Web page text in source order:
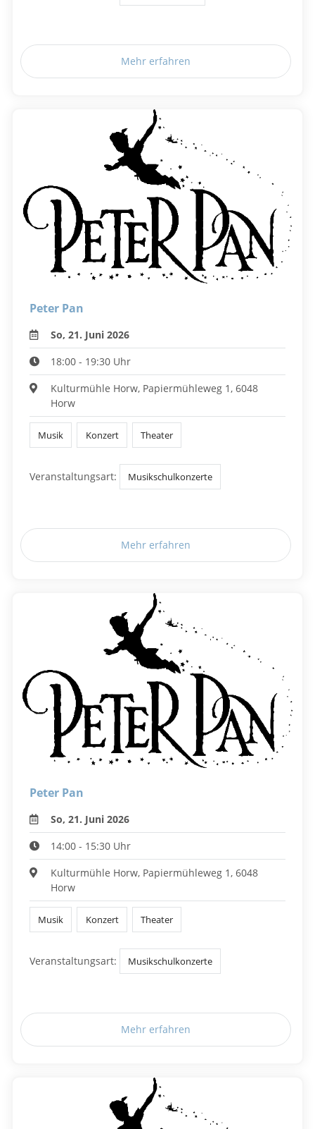
Mehr erfahren
Peter Pan
So, 21. Juni 2026
18:00 - 19:30 Uhr
Kulturmühle Horw, Papiermühleweg 1, 6048
Horw
Musik Konzert Theater
Veranstaltungsart: Musikschulkonzerte
Mehr erfahren
Peter Pan
So, 21. Juni 2026
14:00 - 15:30 Uhr
Kulturmühle Horw, Papiermühleweg 1, 6048
Horw
Musik Konzert Theater
Veranstaltungsart: Musikschulkonzerte
Mehr erfahren